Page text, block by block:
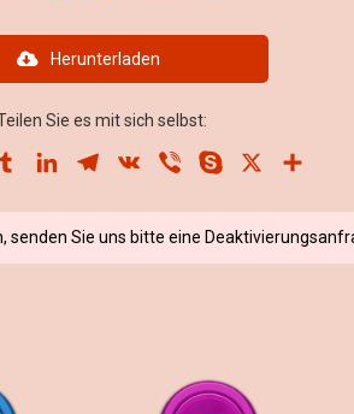
Herunterladen
Sie es mit sich selbst:
TumblrLinkedInTelegram
VK Viber Skype
Sie uns bitte eine